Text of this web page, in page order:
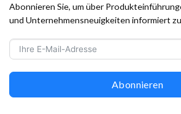
Abonnieren Sie, um über
und Unternehmensneuigkeiten informiert
Abonnieren